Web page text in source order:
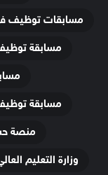
مسابقات توظيف في
مسابقة
مسابقة توظيف
منصة
وزارة التعليم